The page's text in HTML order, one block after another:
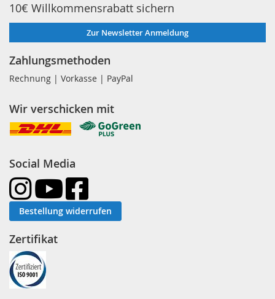
10€ Willkommensrabatt sichern
Zur Newsletter Anmeldung
Zahlungsmethoden
Rechnung | Vorkasse | PayPal
Wir verschicken mit
Social Media
Bestellung widerrufen
Zertifikat